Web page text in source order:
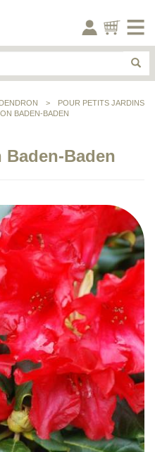
>
POUR PETITS JARDINS
BADEN-BADEN
Baden